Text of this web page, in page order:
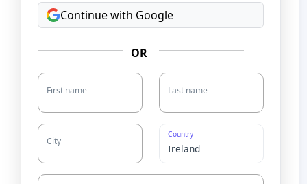
Continue with Google
OR
First name Last name
City
Country